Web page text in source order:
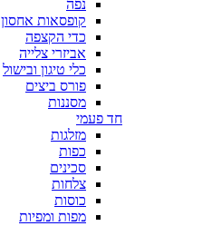
נפה
קופסאות אחסון
כדי הקצפה
אביזרי צלייה
כלי טיגון ובישול
פורס ביצים
מסננות
חד פעמי
מזלגות
כפות
סכינים
צלחות
כוסות
מפות ומפיות